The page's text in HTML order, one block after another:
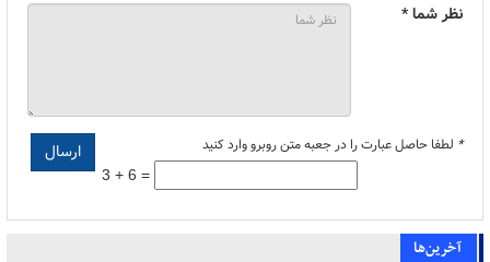
نظر شما *
* لطفا حاصل عبارت را در جعبه متن روبرو وارد کنید
3 + 6 =
آخرین‌ها